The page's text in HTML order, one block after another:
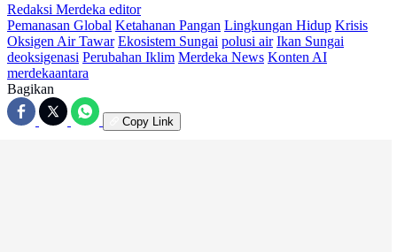
Redaksi Merdeka editor
Pemanasan Global Ketahanan Pangan Lingkungan Hidup Krisis
Oksigen Air Tawar Ekosistem Sungai polusi air Ikan Sungai
deoksigenasi Perubahan Iklim Merdeka News Konten AI
merdekaantara
Bagikan
Copy Link